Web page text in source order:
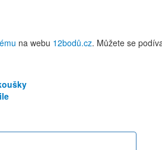
na webu 12bodů.cz. Můžete se